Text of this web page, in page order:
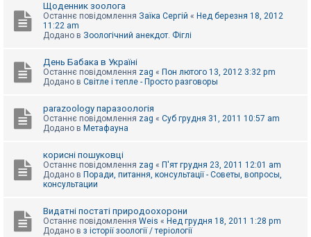
Щоденник зоолога
Останнє повідомлення Заїка Сергій « Нед березня 18, 2012
11:22 am
Додано в Зоологічний анекдот. Фіглі
День Бабака в Україні
Останнє повідомлення zag « Пон лютого 13, 2012 3:32 pm
Додано в Світле і тепле - Просто разговоры
parazoology паразоологія
Останнє повідомлення zag « Суб грудня 31, 2011 10:57 am
Додано в Метафауна
корисні пошуковці
Останнє повідомлення zag « П'ят грудня 23, 2011 12:01 am
Додано в Поради, питання, консультації - Советы, вопросы,
консультации
Видатні постаті природоохорони
Останнє повідомлення Weis « Нед грудня 18, 2011 1:28 pm
Додано в з історії зоології / теріології